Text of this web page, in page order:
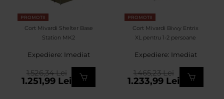
PROMOTII
Cort Mivardi Shelter Base
Station MK2
Expediere: Imediat
1.251,99 Lei
1.526,34 Lei
PROMOTII
Cort Mivardi Bivvy Entrix
XL pentru 1-2 persoane
Expediere: Imediat
1.233,99 Lei
1.465,23 Lei